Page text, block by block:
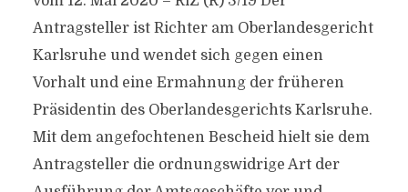
Antragsteller ist Richter am Oberlandesgericht
Karlsruhe und wendet sich gegen einen
Vorhalt und eine Ermahnung der früheren
Präsidentin des Oberlandesgerichts Karlsruhe.
Mit dem angefochtenen Bescheid hielt sie dem
Antragsteller die ordnungswidrige Art der